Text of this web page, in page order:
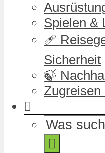
Spielen &
🩹
Sicherheit
🍃
Zugreisen